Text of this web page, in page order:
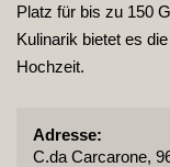
Platz für bis zu 150
Kulinarik bietet es
Hochzeit.
Adresse:
C.da Carcarone,